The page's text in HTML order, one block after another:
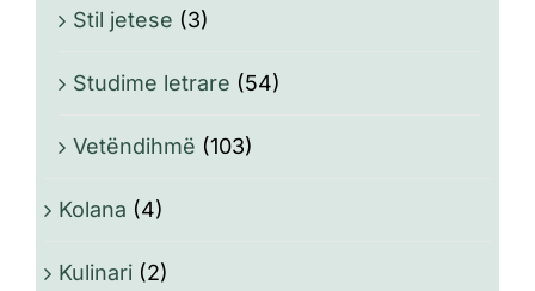
Stil jetese (3)
Studime letrare (54)
Vetëndihmë (103)
Kolana (4)
Kulinari (2)